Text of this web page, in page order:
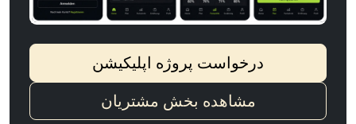
درخواست پروژه اپلیکیشن
مشاهده بخش مشتریان